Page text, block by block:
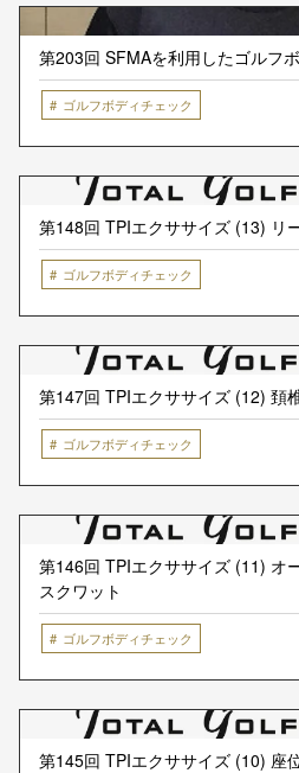
第203回 SFMAを利用したゴルフ
ゴルフボディチェック
第148回 TPIエクササイズ (13) リ
ゴルフボディチェック
第147回 TPIエクササイズ (12) 頚
ゴルフボディチェック
第146回 TPIエクササイズ (11) オ
スクワット
ゴルフボディチェック
第145回 TPIエクササイズ (10) 座